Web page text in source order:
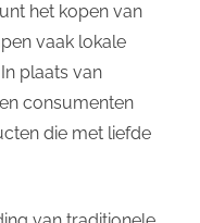
het kopen van
vaak lokale
plaats van
consumenten
die met liefde